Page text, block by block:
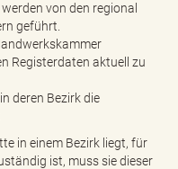
von den regional
geführt.
Registerdaten aktuell zu
deren Bezirk die
in einem Bezirk liegt, für
ist, muss sie dieser